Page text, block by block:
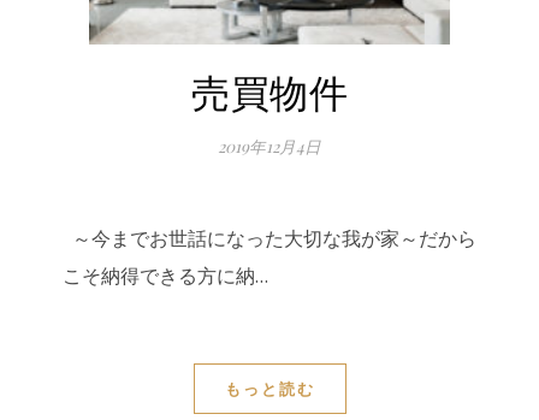
売買物件
2019年12月4日
～今までお世話になった大切な我が家～だから
こそ納得できる方に納…
もっと読む